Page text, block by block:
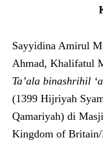
Sayyidina Amirul
Ahmad, Khalifatul
Ta’ala binashrihil
(1399 Hijriyah
Qamariyah) di
Kingdom of